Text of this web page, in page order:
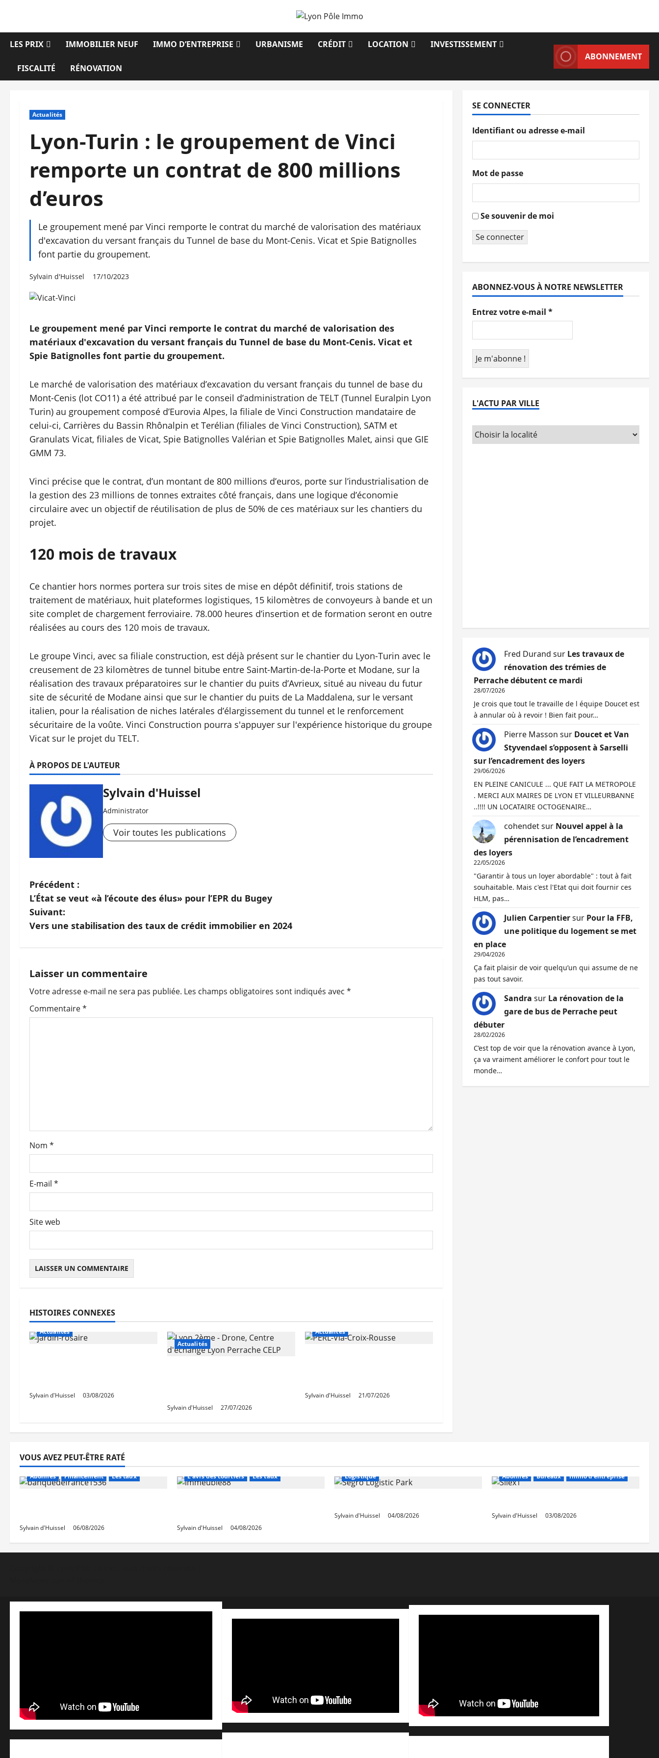
contenu
LES PRIX
IMMOBILIER NEUF IMMO D’ENTREPRISE URBANISME CRÉDIT LOCATION INVESTISSEMENT
FISCALITÉ RÉNOVATION
ABONNEMENT
Actualités
Lyon-Turin : le groupement de Vinci
remporte un contrat de 800 millions
d’euros
Le groupement mené par Vinci remporte le contrat du marché de valorisation des matériaux
d'excavation du versant français du Tunnel de base du Mont-Cenis. Vicat et Spie Batignolles
font partie du groupement.
Sylvain d'Huissel 17/10/2023
Le groupement mené par Vinci remporte le contrat du marché de valorisation des
matériaux d'excavation du versant français du Tunnel de base du Mont-Cenis. Vicat et
Spie Batignolles font partie du groupement.
Le marché de valorisation des matériaux d’excavation du versant français du tunnel de base du
Mont-Cenis (lot CO11) a été attribué par le conseil d’administration de TELT (Tunnel Euralpin Lyon
Turin) au groupement composé d’Eurovia Alpes, la filiale de Vinci Construction mandataire de
celui-ci, Carrières du Bassin Rhônalpin et Terélian (filiales de Vinci Construction), SATM et
Granulats Vicat, filiales de Vicat, Spie Batignolles Valérian et Spie Batignolles Malet, ainsi que GIE
GMM 73.
Vinci précise que le contrat, d’un montant de 800 millions d’euros, porte sur l’industrialisation de
la gestion des 23 millions de tonnes extraites côté français, dans une logique d’économie
circulaire avec un objectif de réutilisation de plus de 50% de ces matériaux sur les chantiers du
projet.
120 mois de travaux
Ce chantier hors normes portera sur trois sites de mise en dépôt définitif, trois stations de
traitement de matériaux, huit plateformes logistiques, 15 kilomètres de convoyeurs à bande et un
site complet de chargement ferroviaire. 78.000 heures d’insertion et de formation seront en outre
réalisées au cours des 120 mois de travaux.
Le groupe Vinci, avec sa filiale construction, est déjà présent sur le chantier du Lyon-Turin avec le
creusement de 23 kilomètres de tunnel bitube entre Saint-Martin-de-la-Porte et Modane, sur la
réalisation des travaux préparatoires sur le chantier du puits d’Avrieux, situé au niveau du futur
site de sécurité de Modane ainsi que sur le chantier du puits de La Maddalena, sur le versant
italien, pour la réalisation de niches latérales d’élargissement du tunnel et le renforcement
sécuritaire de la voûte. Vinci Construction pourra s'appuyer sur l'expérience historique du groupe
Vicat sur le projet du TELT.
À PROPOS DE L'AUTEUR
Sylvain d'Huissel
Administrator
Voir toutes les publications
N
a
v
g
a
t
a
r
t
i
c
l
e
Précédent :
L’État se veut «à l’écoute des élus» pour l’EPR du Bugey
Suivant:
Vers une stabilisation des taux de crédit immobilier en 2024
Laisser un commentaire
Votre adresse e-mail ne sera pas publiée. Les champs obligatoires sont indiqués avec *
Commentaire*
Nom *
E-mail *
Site web
HISTOIRES CONNEXES
Actualités
Sylvain d'Huissel 03/08/2026
Actualités
Sylvain d'Huissel 27/07/2026
Actualités
Sylvain d'Huissel 21/07/2026
SE CONNECTER
Identifiant ou adresse e-mail
Mot de passe
Se souvenir de moi
Se connecter
ABONNEZ-VOUS À NOTRE NEWSLETTER
Entrez votre e-mail *
L'ACTU PAR VILLE
Fred Durand sur Les travaux de
rénovation des trémies de
Perrache débutent ce mardi
28/07/2026
Je crois que tout le travaille de l équipe Doucet est
à annular où à revoir ! Bien fait pour…
Pierre Masson sur Doucet et Van
Styvendael s’opposent à Sarselli
sur l’encadrement des loyers
29/06/2026
EN PLEINE CANICULE ... QUE FAIT LA METROPOLE
. MERCI AUX MAIRES DE LYON ET VILLEURBANNE
..!!!! UN LOCATAIRE OCTOGENAIRE…
cohendetsur Nouvel appel à la
pérennisation de l’encadrement
des loyers
22/05/2026
"Garantir à tous un loyer abordable" : tout à fait
souhaitable. Mais c'est l'Etat qui doit fournir ces
HLM, pas…
Julien Carpentiersur Pour la FFB,
une politique du logement se met
en place
29/04/2026
Ça fait plaisir de voir quelqu’un qui assume de ne
pas tout savoir.
Sandra sur La rénovation de la
gare de bus de Perrache peut
débuter
28/02/2026
C’est top de voir que la rénovation avance à Lyon,
ça va vraiment améliorer le confort pour tout le
monde…
VOUS AVEZ PEUT-ÊTRE RATÉ
Abonnés Financement Les taux
Sylvain d'Huissel 06/08/2026
L'avis des courtiers
Les taux
Sylvain d'Huissel 04/08/2026
Logistique
Sylvain d'Huissel 04/08/2026
Abonnés Bureaux Immo d'entreprise
Sylvain d'Huissel 03/08/2026